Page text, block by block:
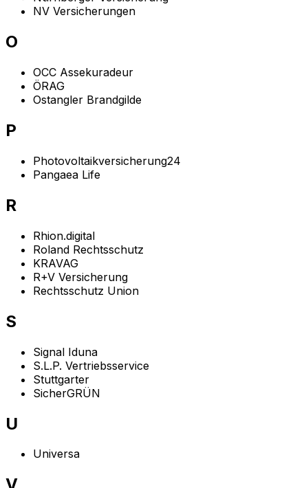
NV Versicherungen
O
OCC Assekuradeur
ÖRAG
Ostangler Brandgilde
P
Photovoltaikversicherung24
Pangaea Life
R
Rhion.digital
Roland Rechtsschutz
KRAVAG
R+V Versicherung
Rechtsschutz Union
S
Signal Iduna
S.L.P. Vertriebsservice
Stuttgarter
SicherGRÜN
U
Universa